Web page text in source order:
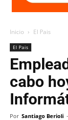
Inicio El Pais
El Pais
cabo
Por Santiago Berioli -